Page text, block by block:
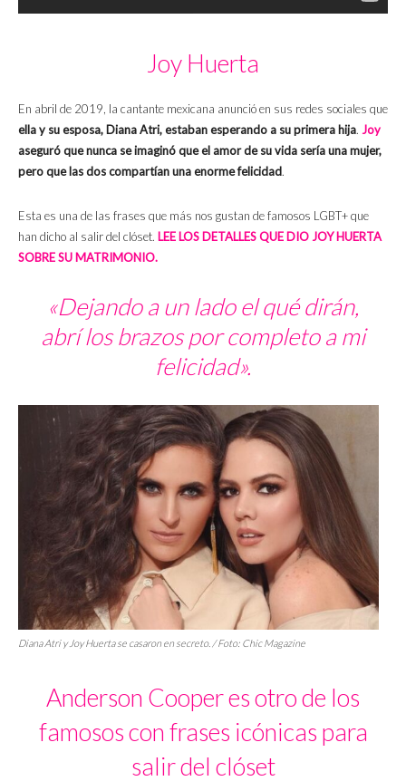
Joy Huerta
En abril de 2019, la cantante mexicana anunció en sus redes sociales que
ella y su esposa, Diana Atri, estaban esperando a su primera hija. Joy
aseguró que nunca se imaginó que el amor de su vida sería una mujer,
pero que las dos compartían una enorme felicidad.
Esta es una de las frases que más nos gustan de famosos LGBT+ que
han dicho al salir del clóset. LEE LOS DETALLES QUE DIO JOY HUERTA
SOBRE SU MATRIMONIO.
«Dejando a un lado el qué dirán,
abrí los brazos por completo a mi
felicidad».
Diana Atri y Joy Huerta se casaron en secreto. / Foto: Chic Magazine
Anderson Cooper es otro de los
famosos con frases icónicas para
salir del clóset